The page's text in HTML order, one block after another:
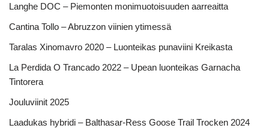
Langhe DOC – Piemonten monimuotoisuuden aarreaitta
Cantina Tollo – Abruzzon viinien ytimessä
Taralas Xinomavro 2020 – Luonteikas punaviini Kreikasta
La Perdida O Trancado 2022 – Upean luonteikas Garnacha
Tintorera
Jouluviinit 2025
Laadukas hybridi – Balthasar-Ress Goose Trail Trocken 2024